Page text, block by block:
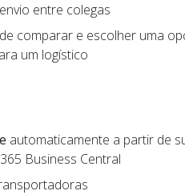
entre colegas
de comparar e escolher uma
um logístico
automaticamente a partir de
Business Central